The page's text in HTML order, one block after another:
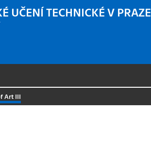
UČENÍ TECHNICKÉ V PRAZE
Art III